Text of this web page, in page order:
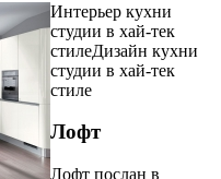
Интерьер кухни
студии в хай-тек
стилеДизайн кухни
студии в хай-тек
стиле
Лофт
Лофт послан в